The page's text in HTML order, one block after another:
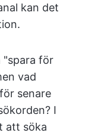
kan det
"spara för
vad
senare
I
att söka